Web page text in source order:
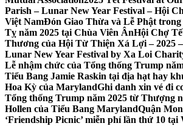
Parish – Lunar New Year Festival – Hội
Việt NamĐón Giao Thừa và Lễ Phật
Tỵ năm 2025 tại Chùa Viên ÂnHội Chợ
Thương của Hội Từ Thiện Xá Lợi – 2025
Lunar New Year Festival by Xa Loi
Lễ nhậm chức của Tổng thống Trump
Tiểu Bang Jamie Raskin tại địa hạt hay
Hoa Kỳ của MarylandGhi danh xin vé đi
Tổng thống Trump năm 2025 từ Thượng
Hollen của Tiểu Bang MarylandQuận
‘Friendship Picnic’ miễn phí lần thứ 10 tại